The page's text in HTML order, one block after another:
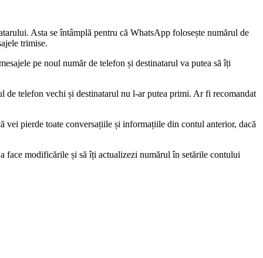
Asta se întâmplă pentru că WhatsApp folosește numărul de
trimise.
pe noul număr de telefon și destinatarul va putea să îți
telefon vechi și destinatarul nu l-ar putea primi. Ar fi recomandat
pierde toate conversațiile și informațiile din contul anterior, dacă
face modificările și să îți actualizezi numărul în setările contului